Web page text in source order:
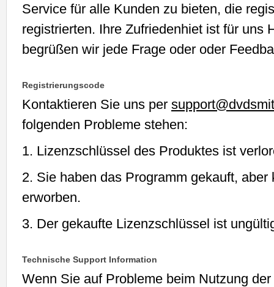
Service für alle Kunden zu bieten, die
registrierten. Ihre Zufriedenhiet ist für uns
begrüßen wir jede Frage oder oder
Registrierungscode
Kontaktieren Sie uns per
folgenden Probleme stehen:
1. Lizenzschlüssel des Produktes ist
2. Sie haben das Programm gekauft,
erworben.
3. Der gekaufte Lizenzschlüssel ist
Technische Support Information
Wenn Sie auf Probleme beim Nutzung